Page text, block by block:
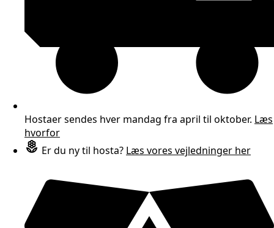
Hostaer sendes hver mandag fra april til oktober. Læs
hvorfor
Er du ny til hosta? Læs vores vejledninger her